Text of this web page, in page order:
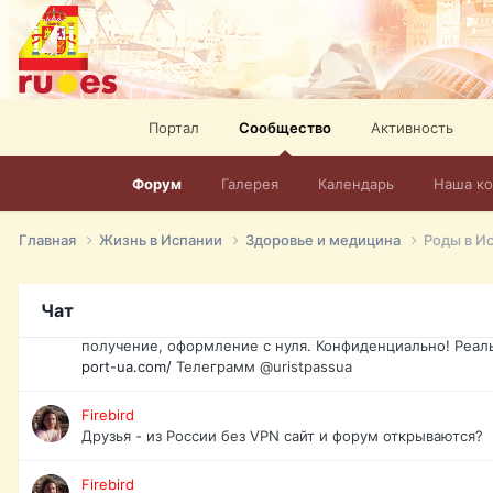
Портал Сообщество
Форум Галерея Календарь Наша
Активность
Главная Жизнь в Испании Здоровье и медицина Роды в
Чат
спорт, HD. + Огромная видеотека + 10.000 фильмов и
сайта. Наш сайт: http://mir-tv.club/television-in-spain.html
David16
Книги
David16
Подскажите пожалуйста, как удалить свой аккаунт из
Юрист юа
получение, оформление с нуля. Конфиденциально!
port-ua.com/ Телеграмм @uristpassua
Firebird
Друзья - из России без VPN сайт и форум открываются?
Firebird